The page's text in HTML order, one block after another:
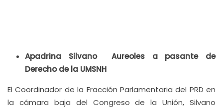
Apadrina Silvano Aureoles a pasante de
Derecho de la UMSNH
El Coordinador de la Fracción Parlamentaria del PRD en
la cámara baja del Congreso de la Unión, Silvano